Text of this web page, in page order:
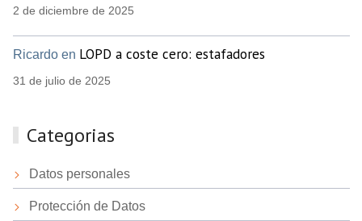
2 de diciembre de 2025
Ricardo en LOPD a coste cero: estafadores
31 de julio de 2025
Categorias
Datos personales
Protección de Datos